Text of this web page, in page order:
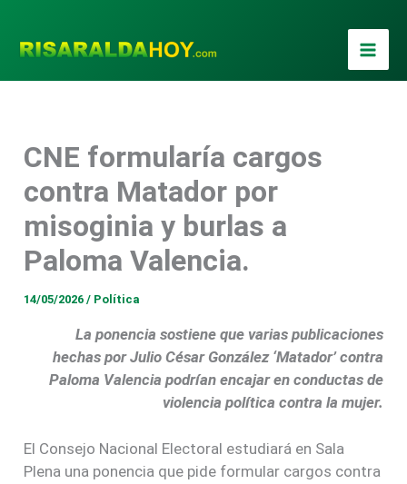
contenido
CNE formularía cargos
contra Matador por
misoginia y burlas a
Paloma Valencia.
14/05/2026/ Política
La ponencia sostiene que varias publicaciones
hechas por Julio César González ‘Matador’ contra
Paloma Valencia podrían encajar en conductas de
violencia política contra la mujer.
El Consejo Nacional Electoral estudiará en Sala
Plena una ponencia que pide formular cargos contra